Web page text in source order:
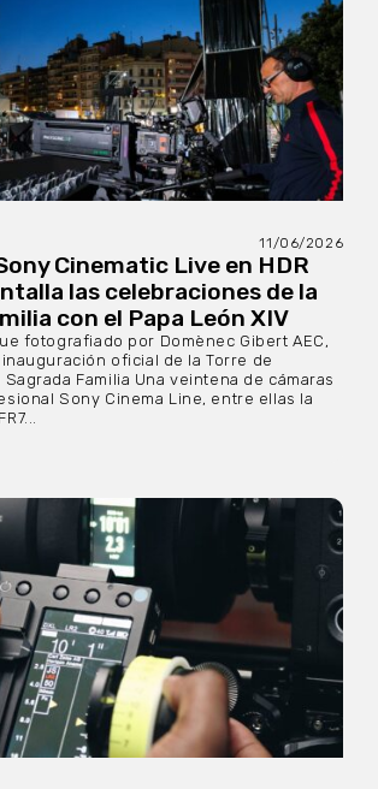
11/06/2026
Cinematic Live en HDR
las celebraciones de la
con el Papa León XIV
fotografiado por Domènec Gibert AEC,
oficial de la Torre de
Familia Una veintena de cámaras
Sony Cinema Line, entre ellas la